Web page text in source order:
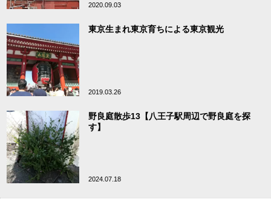
2020.09.03
東京生まれ東京育ちによる東京観光
2019.03.26
野良庭散歩13【八王子駅周辺で野良庭を探
す】
2024.07.18